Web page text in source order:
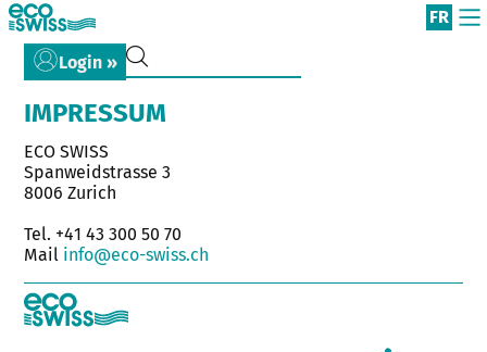
FR
IMPRESSUM
ECO SWISS
Spanweidstrasse 3
8006 Zurich
Tel. +41 43 300 50 70
Mail info@eco-swiss.ch
Login »